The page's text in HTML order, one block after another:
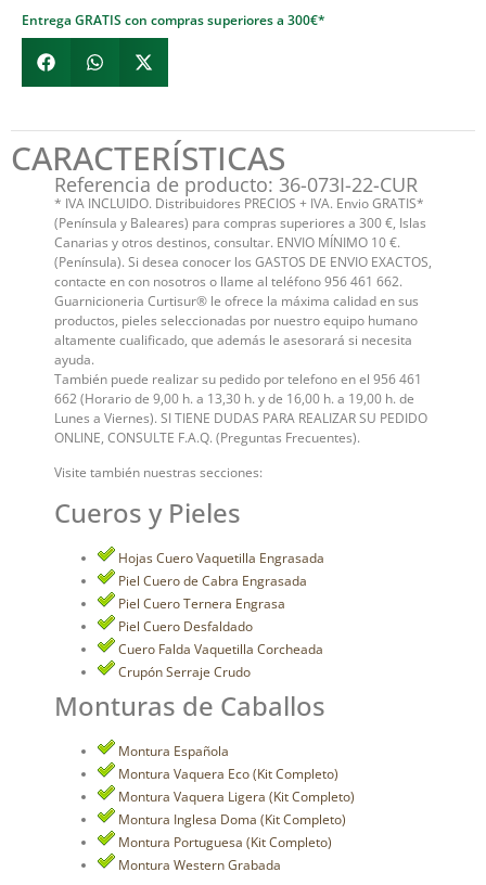
Entrega GRATIS con compras superiores a 300€*
CARACTERÍSTICAS
Referencia de producto: 36-073I-22-CUR
* IVA INCLUIDO. Distribuidores PRECIOS + IVA. Envio GRATIS*
(Península y Baleares) para compras superiores a 300 €, Islas
Canarias y otros destinos, consultar. ENVIO MÍNIMO 10 €.
(Península). Si desea conocer los GASTOS DE ENVIO EXACTOS,
contacte en con nosotros o llame al teléfono 956 461 662.
Guarnicioneria Curtisur® le ofrece la máxima calidad en sus
productos, pieles seleccionadas por nuestro equipo humano
altamente cualificado, que además le asesorará si necesita
ayuda.
También puede realizar su pedido por telefono en el 956 461
662 (Horario de 9,00 h. a 13,30 h. y de 16,00 h. a 19,00 h. de
Lunes a Viernes). SI TIENE DUDAS PARA REALIZAR SU PEDIDO
ONLINE, CONSULTE F.A.Q. (Preguntas Frecuentes).
Visite también nuestras secciones:
Cueros y Pieles
Hojas Cuero Vaquetilla Engrasada
Piel Cuero de Cabra Engrasada
Piel Cuero Ternera Engrasa
Piel Cuero Desfaldado
Cuero Falda Vaquetilla Corcheada
Crupón Serraje Crudo
Monturas de Caballos
Montura Española
Montura Vaquera Eco (Kit Completo)
Montura Vaquera Ligera (Kit Completo)
Montura Inglesa Doma (Kit Completo)
Montura Portuguesa (Kit Completo)
Montura Western Grabada